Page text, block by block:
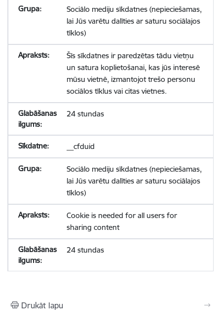
Sociālo mediju sīkdatnes (nepieciešamas,
lai Jūs varētu dalīties ar saturu sociālajos
tīklos)
Šīs sīkdatnes ir paredzētas tādu vietņu
un satura koplietošanai, kas jūs interesē
mūsu vietnē, izmantojot trešo personu
sociālos tīklus vai citas vietnes.
24 stundas
__cfduid
Sociālo mediju sīkdatnes (nepieciešamas,
lai Jūs varētu dalīties ar saturu sociālajos
tīklos)
Cookie is needed for all users for
sharing content
24 stundas
Drukāt lapu